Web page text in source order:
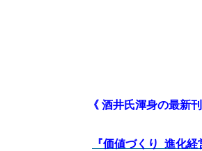
《 酒井氏渾身の最新刊
『価値づくり 進化経